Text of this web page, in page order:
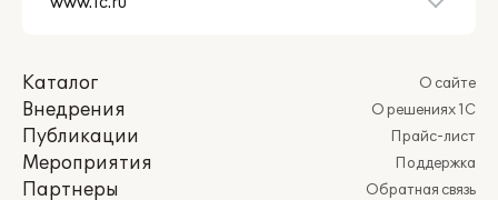
Каталог
Внедрения
Публикации
Мероприятия
Партнеры
О сайте
О решениях 1С
Прайс-лист
Поддержка
Обратная связь